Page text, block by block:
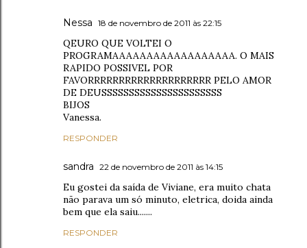
Nessa 18 de novembro de 2011 às 22:15
QEURO QUE VOLTEI O
PROGRAMAAAAAAAAAAAAAAAAAA. O MAIS
RAPIDO POSSIVEL POR
FAVORRRRRRRRRRRRRRRRRRRR PELO AMOR
DE DEUSSSSSSSSSSSSSSSSSSSSSS
BIJOS
Vanessa.
RESPONDER
sandra 22 de novembro de 2011 às 14:15
Eu gostei da saída de Viviane, era muito chata
não parava um só minuto, eletrica, doida ainda
bem que ela saiu.......
RESPONDER